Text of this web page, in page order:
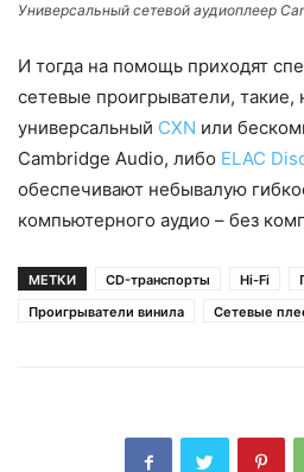
Универсальный сетевой аудиоплеер
И тогда на помощь приходят
сетевые проигрыватели, такие,
универсальный CXN или
Cambridge Audio, либо ELAC
обеспечивают небывалую
компьютерного аудио – без
МЕТКИ CD-транспорты Hi-Fi
Проигрыватели винила
Сетевые